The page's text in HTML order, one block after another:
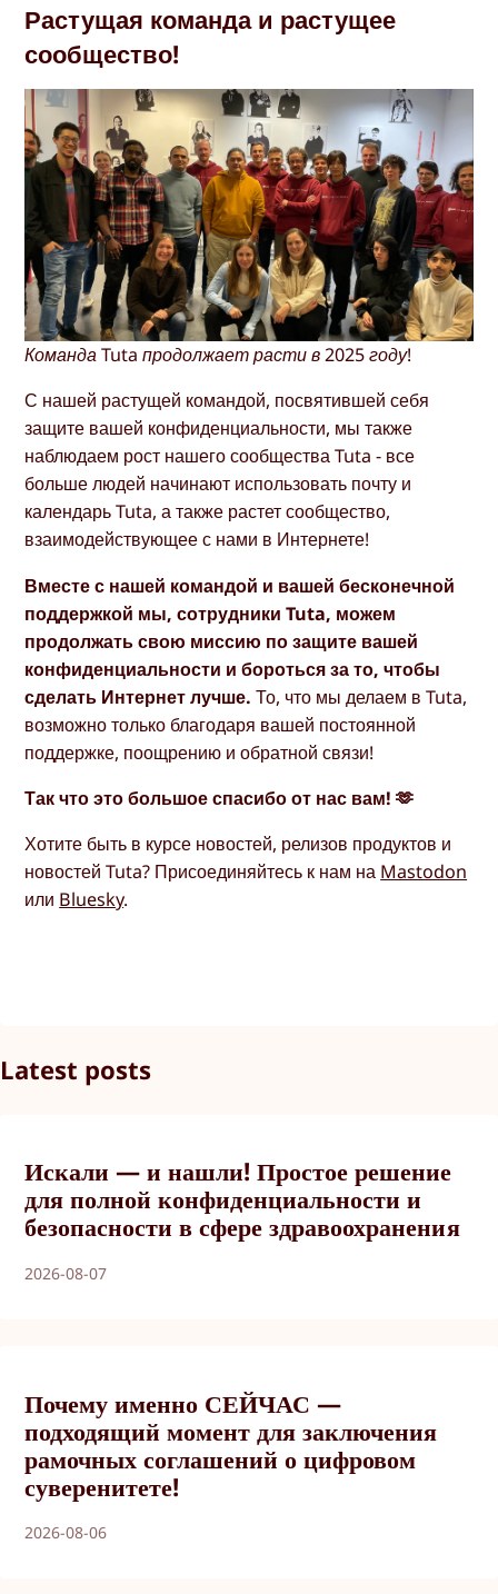
Растущая команда и растущее
сообщество!
Команда Tuta продолжает расти в 2025 году!
С нашей растущей командой, посвятившей себя
защите вашей конфиденциальности, мы также
наблюдаем рост нашего сообщества Tuta - все
больше людей начинают использовать почту и
календарь Tuta, а также растет сообщество,
взаимодействующее с нами в Интернете!
Вместе с нашей командой и вашей бесконечной
поддержкой мы, сотрудники Tuta, можем
продолжать свою миссию по защите вашей
конфиденциальности и бороться за то, чтобы
сделать Интернет лучше. То, что мы делаем в Tuta,
возможно только благодаря вашей постоянной
поддержке, поощрению и обратной связи!
Так что это большое спасибо от нас вам! 🫶
Хотите быть в курсе новостей, релизов продуктов и
новостей Tuta? Присоединяйтесь к нам на Mastodon
или Bluesky.
Latest posts
Искали — и нашли! Простое решение
для полной конфиденциальности и
безопасности в сфере здравоохранения
2026-08-07
Почему именно СЕЙЧАС —
подходящий момент для заключения
рамочных соглашений о цифровом
суверенитете!
2026-08-06